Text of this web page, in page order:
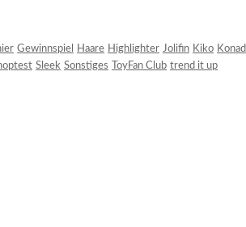
Gewinnspiel Haare Highlighter Jolifin Kiko Konad
Sleek Sonstiges ToyFan Club trend it up